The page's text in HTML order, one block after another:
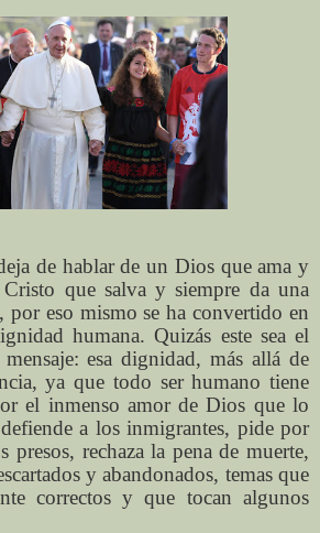
de hablar de un Dios que ama y
que salva y siempre da una
por eso mismo se ha convertido en
humana. Quizás este sea el
esa dignidad, más allá de
ya que todo ser humano tiene
el inmenso amor de Dios que lo
a los inmigrantes, pide por
rechaza la pena de muerte,
y abandonados, temas que
correctos y que tocan algunos